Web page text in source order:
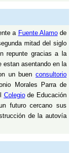
a Fuente Alamode
mitad del siglo
repunte gracias a la
estan asentando en la
un buen consultorio
Morales Parra de
Colegiode Educación
futuro cercano sus
de la autovía